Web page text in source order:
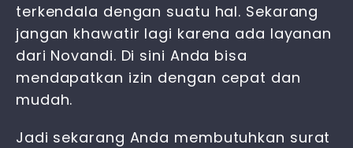
terkendala dengan suatu hal. Sekarang
jangan khawatir lagi karena ada layanan
dari Novandi. Di sini Anda bisa
mendapatkan izin dengan cepat dan
mudah.
Jadi sekarang Anda membutuhkan surat